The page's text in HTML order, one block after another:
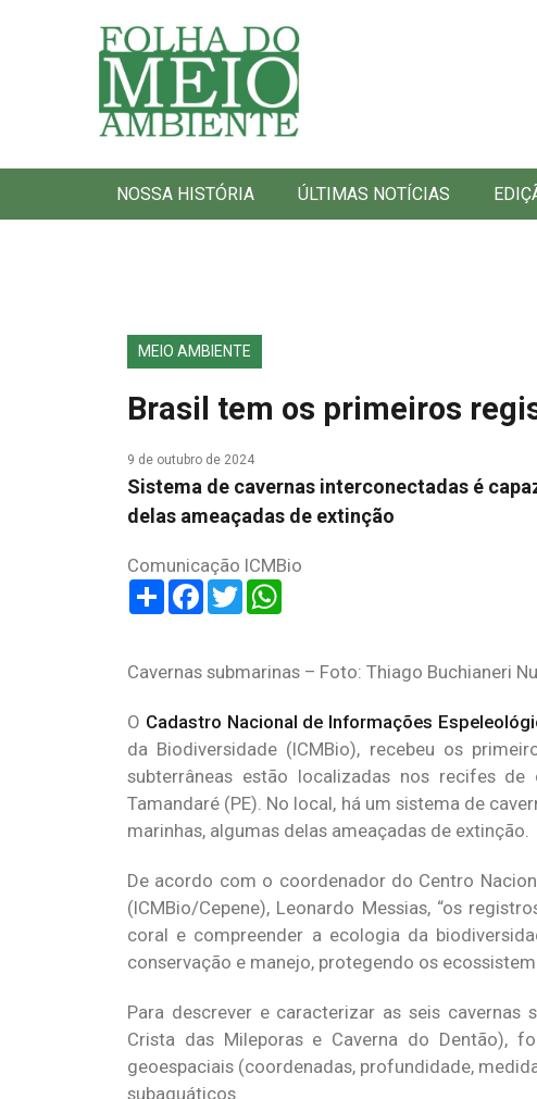
Folha do Meio Ambiente
NOSSA HISTÓRIA ÚLTIMAS NOTÍCIAS
MEIO AMBIENTE
Brasil tem os primeiros
9 de outubro de 2024
Sistema de cavernas interconectadas é
delas ameaçadas de extinção
Comunicação ICMBio
ShareFacebook
Twitter
Cavernas submarinas – Foto: Thiago Buchianeri
O Cadastro Nacional de Informações
da Biodiversidade (ICMBio), recebeu os
subterrâneas estão localizadas nos recifes
Tamandaré (PE). No local, há um sistema de
marinhas, algumas delas ameaçadas de extinção.
De acordo com o coordenador do Centro
(ICMBio/Cepene), Leonardo Messias, “os
coral e compreender a ecologia da
conservação e manejo, protegendo os
Para descrever e caracterizar as seis cavernas
Crista das Mileporas e Caverna do Dentão),
geoespaciais (coordenadas, profundidade,
subaquáticos.